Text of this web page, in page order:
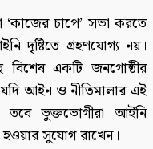
‘কাজের চাপে’ সভা করতে
দৃষ্টিতে গ্রহণযোগ্য নয়।
একটি জনগোষ্ঠীর
যদি আইন ও নীতিমালার এই
ভুক্তভোগীরা আইনি
হওয়ার সুযোগ রাখেন।